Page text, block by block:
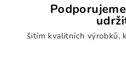
šitím kvalitních výrobků,